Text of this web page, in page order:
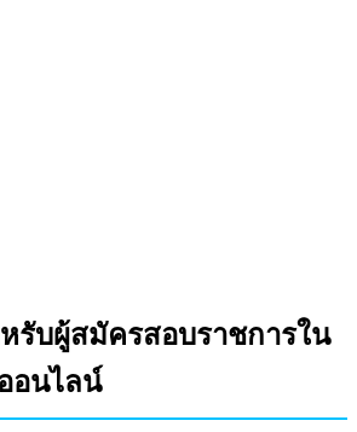
รับผู้สมัครสอบราชการใน
อนไลน์